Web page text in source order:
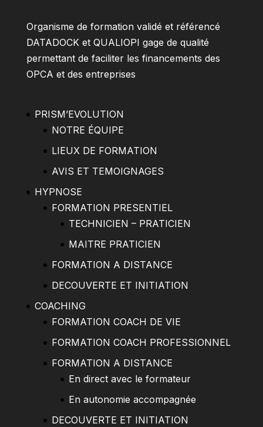
Organisme de formation validé et référencé
DATADOCK et QUALIOPI gage de qualité
permettant de faciliter les financements des
OPCA et des entreprises
PRISM’EVOLUTION
NOTRE ÉQUIPE
LIEUX DE FORMATION
AVIS ET TEMOIGNAGES
HYPNOSE
FORMATION PRESENTIEL
TECHNICIEN – PRATICIEN
MAITRE PRATICIEN
FORMATION A DISTANCE
DECOUVERTE ET INITIATION
COACHING
FORMATION COACH DE VIE
FORMATION COACH PROFESSIONNEL
FORMATION A DISTANCE
En direct avec le formateur
En autonomie accompagnée
DECOUVERTE ET INITIATION